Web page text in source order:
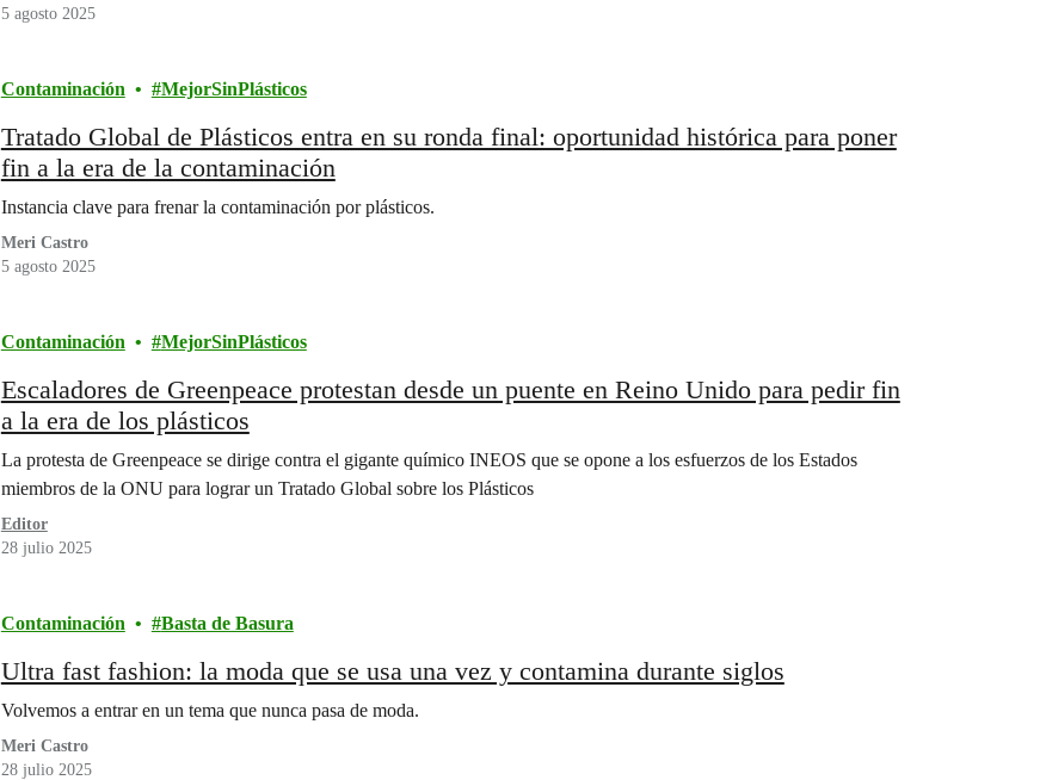
5 agosto 2025
Contaminación MejorSinPlásticos
Tratado Global de Plásticos entra en su ronda final: oportunidad histórica para poner
fin a la era de la contaminación
Instancia clave para frenar la contaminación por plásticos.
Meri Castro
5 agosto 2025
Contaminación MejorSinPlásticos
Escaladores de Greenpeace protestan desde un puente en Reino Unido para pedir fin
a la era de los plásticos
La protesta de Greenpeace se dirige contra el gigante químico INEOS que se opone a los esfuerzos de los Estados
miembros de la ONU para lograr un Tratado Global sobre los Plásticos
Editor
28 julio 2025
Contaminación Basta de Basura
Ultra fast fashion: la moda que se usa una vez y contamina durante siglos
Volvemos a entrar en un tema que nunca pasa de moda.
Meri Castro
28 julio 2025